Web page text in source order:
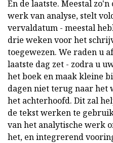
En de laatste. Meestal
werk van analyse, stelt
vervaldatum - meestal
drie weken voor het
toegewezen. We raden u
laatste dag zet - zodra u
het boek en maak kleine
dagen niet terug naar het
het achterhoofd. Dit zal
de tekst werken te
van het analytische werk
het, en integrerend